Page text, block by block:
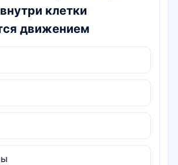
клетки
движением